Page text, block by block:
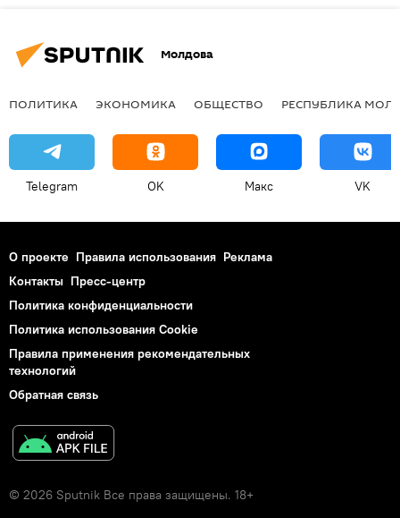
Молдова
ПОЛИТИКА ЭКОНОМИКА ОБЩЕСТВО РЕСПУБЛИКА
Telegram OK Макс VK
О проекте Правила использования Реклама
Контакты Пресс-центр
Политика конфиденциальности
Политика использования Cookie
Правила применения рекомендательных
технологий
Обратная связь
© 2026 Sputnik Все права защищены. 18+